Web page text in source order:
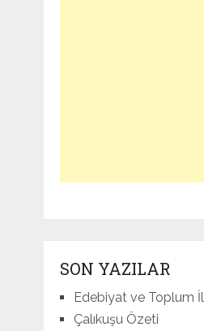
SON YAZILAR
Edebiyat ve Toplum
Çalıkuşu Özeti